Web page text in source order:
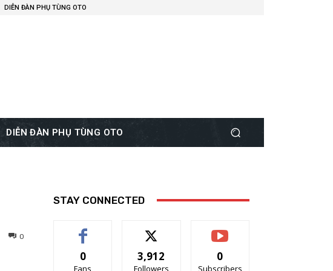
DIỄN ĐÀN PHỤ TÙNG OTO
DIỄN ĐÀN PHỤ TÙNG OTO
0
STAY CONNECTED
0
Fans
3,912
Followers
0
Subscribers